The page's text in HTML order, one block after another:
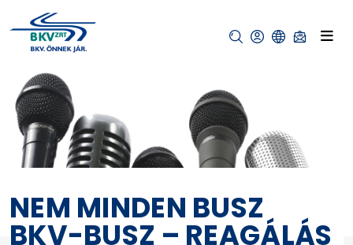
NEM MINDEN BUSZ
BKV-BUSZ – REAGÁLÁS